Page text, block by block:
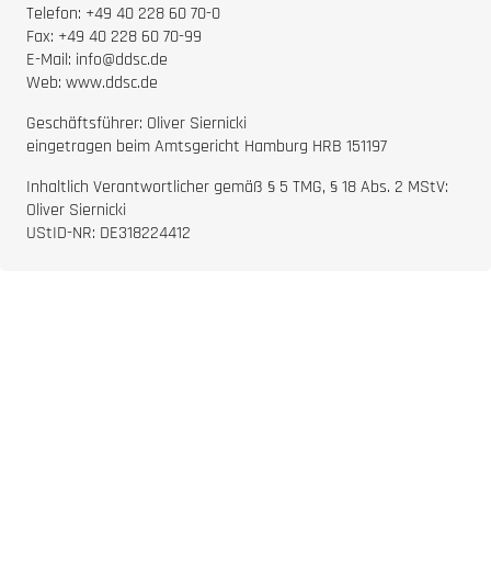
Telefon: +49 40 228 60 70-0
Fax: +49 40 228 60 70-99
E-Mail: info@ddsc.de
Web: www.ddsc.de
Geschäftsführer: Oliver Siernicki
eingetragen beim Amtsgericht Hamburg HRB 151197
Inhaltlich Verantwortlicher gemäß § 5 TMG, § 18 Abs. 2 MStV:
Oliver Siernicki
UStID-NR: DE318224412